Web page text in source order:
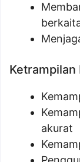
Ketrampilan
akurat